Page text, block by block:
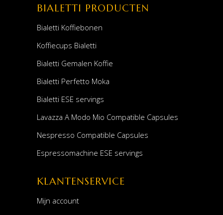
BIALETTI PRODUCTEN
Bialetti Koffiebonen
Koffiecups Bialetti
Bialetti Gemalen Koffie
Bialetti Perfetto Moka
Bialetti ESE servings
Lavazza A Modo Mio Compatible Capsules
Nespresso Compatible Capsules
Espressomachine ESE servings
KLANTENSERVICE
Mijn account